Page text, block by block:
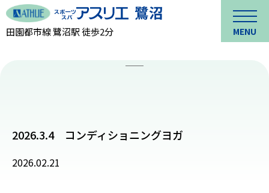
田園都市線 鷺沼駅 徒歩2分 MENU
2026.3.4 コンディショニングヨガ
2026.02.21